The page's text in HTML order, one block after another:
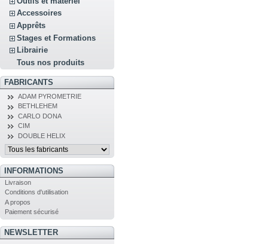
Accessoires
Apprêts
Stages et Formations
Librairie
Tous nos produits
FABRICANTS
ADAM PYROMETRIE
BETHLEHEM
CARLO DONA
CIM
DOUBLE HELIX
INFORMATIONS
Livraison
Conditions d'utilisation
A propos
Paiement sécurisé
NEWSLETTER